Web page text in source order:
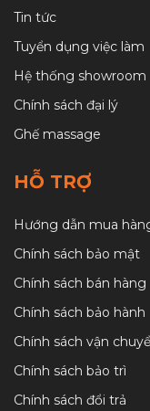
Tin tức
Tuyển dụng việc làm
Hệ thống showroom
Chính sách đại lý
Ghế massage
HỖ TRỢ
Hướng dẫn mua
Chính sách bảo mật
Chính sách bán hàng
Chính sách bảo hành
Chính sách vận
Chính sách bảo trì
Chính sách đổi trả